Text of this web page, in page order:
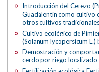
Introducción del Cerezo
Guadalentín como cultivo
otros cultivos tradicionales
Cultivo ecológico de
(Solanum lycopersicum L.)
Demostración y
cerdo por riego localizado